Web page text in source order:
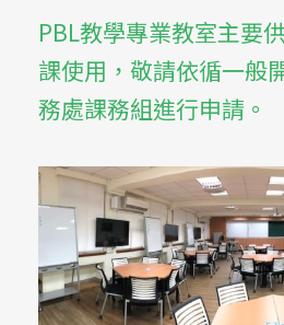
PBL教學專業教室主要
課使用，敬請依循一般
務處課務組進行申請。